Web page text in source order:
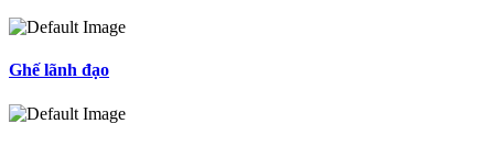
Ghế lãnh đạo